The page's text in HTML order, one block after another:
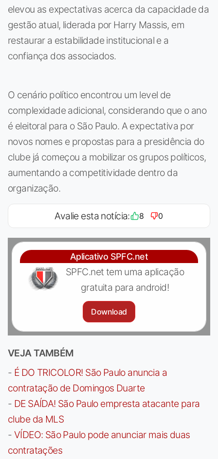
elevou as expectativas acerca da capacidade da
gestão atual, liderada por Harry Massis, em
restaurar a estabilidade institucional e a
confiança dos associados.
O cenário político encontrou um level de
complexidade adicional, considerando que o ano
é eleitoral para o São Paulo. A expectativa por
novos nomes e propostas para a presidência do
clube já começou a mobilizar os grupos políticos,
aumentando a competitividade dentro da
organização.
Avalie esta notícia: 8 0
Aplicativo SPFC.net
SPFC.net tem uma aplicação
gratuita para android!
Download
VEJA TAMBÉM
- É DO TRICOLOR! São Paulo anuncia a
contratação de Domingos Duarte
- DE SAÍDA! São Paulo empresta atacante para
clube da MLS
- VÍDEO: São Paulo pode anunciar mais duas
contratações